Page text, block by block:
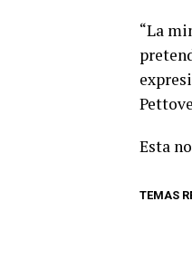
“La
Esta
TEMAS